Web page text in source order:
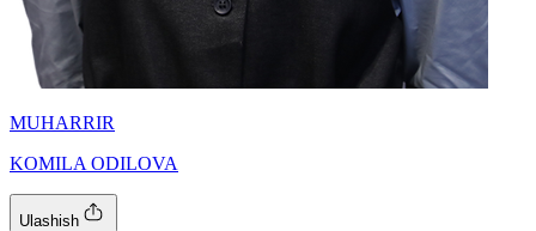
MUHARRIR
KOMILA ODILOVA
Ulashish